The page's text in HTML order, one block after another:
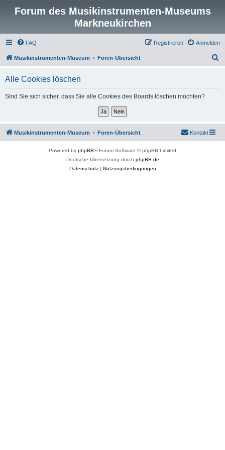
Forum des Musikinstrumenten-Museums
Markneukirchen
FAQ Anmelden
Registrieren
Musikinstrumenten-Museum Foren-Übersicht
Alle Cookies löschen
Sind Sie sich sicher, dass Sie alle Cookies des Boards löschen möchten?
Musikinstrumenten-Museum Foren-Übersicht Kontakt
Powered by phpBB® Forum Software © phpBB Limited
Deutsche Übersetzung durch phpBB.de
Datenschutz| Nutzungsbedingungen